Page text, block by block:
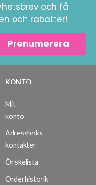
och få
och rabatter!
Prenumerera
KONTO
Mit
konto
Adressboks
kontakter
Önskelista
Orderhistorik